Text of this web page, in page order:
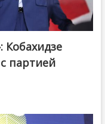
Кобахидзе
партией